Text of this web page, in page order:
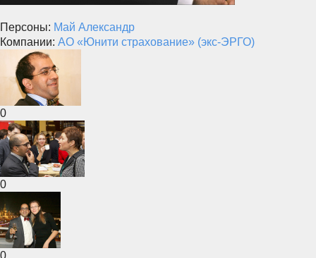
Персоны: Май Александр
Компании: АО «Юнити страхование» (экс-ЭРГО)
0
0
0